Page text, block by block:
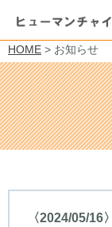
HOME > お知らせ
〈2024/05/16〉